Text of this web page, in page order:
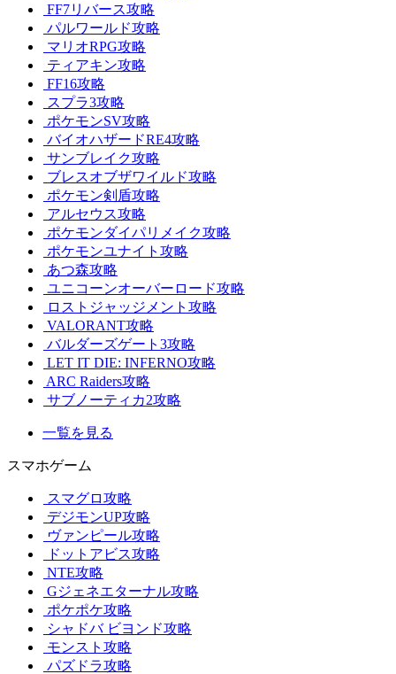
FF7リバース攻略
パルワールド攻略
マリオRPG攻略
ティアキン攻略
FF16攻略
スプラ3攻略
ポケモンSV攻略
バイオハザードRE4攻略
サンブレイク攻略
ブレスオブザワイルド攻略
ポケモン剣盾攻略
アルセウス攻略
ポケモンダイパリメイク攻略
ポケモンユナイト攻略
あつ森攻略
ユニコーンオーバーロード攻略
ロストジャッジメント攻略
VALORANT攻略
バルダーズゲート3攻略
LET IT DIE: INFERNO攻略
ARC Raiders攻略
サブノーティカ2攻略
一覧を見る
スマホゲーム
スマグロ攻略
デジモンUP攻略
ヴァンピール攻略
ドットアビス攻略
NTE攻略
Gジェネエターナル攻略
ポケポケ攻略
シャドバ ビヨンド攻略
モンスト攻略
パズドラ攻略